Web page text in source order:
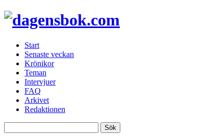
Start
Senaste veckan
Krönikor
Teman
Intervjuer
FAQ
Arkivet
Redaktionen